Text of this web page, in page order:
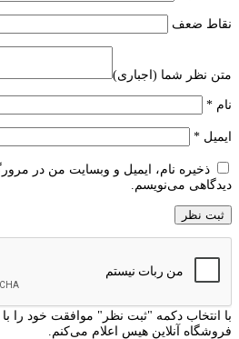
نقاط ضعف
متن نظر شما (اجباری)
نام *
ایمیل *
ذخیره نام، ایمیل و وبسایت من در
دیدگاهی می‌نویسم.
با انتخاب دکمه "ثبت نظر" موافقت خود را با
فروشگاه آنلاین هیس اعلام می‌کنم.